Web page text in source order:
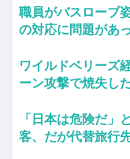
職員がバスローブ
の対応に問題があっ
ワイルドベリーズ
ーン攻撃で焼失し
「日本は危険だ」
客、だが代替旅行